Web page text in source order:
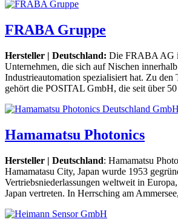
FRABA Gruppe
Hersteller | Deutschland: Die FRABA AG
Unternehmen, die sich auf Nischen
Industrieautomation spezialisiert hat. Zu den
gehört die POSITAL GmbH, die seit über 50
Hamamatsu Photonics
Hersteller | Deutschland: Hamamatsu
Hamamatasu City, Japan wurde 1953
Vertriebsniederlassungen weltweit in
Japan vertreten. In Herrsching am